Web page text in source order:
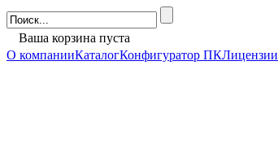
Ваша корзина пуста
О компанииКаталогКонфигуратор ПК